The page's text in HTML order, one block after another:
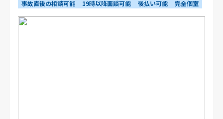
事故直後の相談可能
19時以降面談可能 後払い可能 完全個室